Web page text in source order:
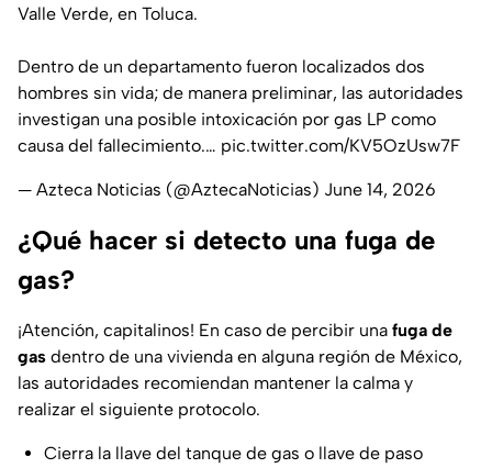
Valle Verde, en Toluca.
Dentro de un departamento fueron localizados dos
hombres sin vida; de manera preliminar, las autoridades
investigan una posible intoxicación por gas LP como
causa del fallecimiento.… pic.twitter.com/KV5OzUsw7F
— Azteca Noticias (@AztecaNoticias) June 14, 2026
¿Qué hacer si detecto una fuga de
gas?
¡Atención, capitalinos! En caso de percibir una fuga de
gas dentro de una vivienda en alguna región de México,
las autoridades recomiendan mantener la calma y
realizar el siguiente protocolo.
Cierra la llave del tanque de gas o llave de paso